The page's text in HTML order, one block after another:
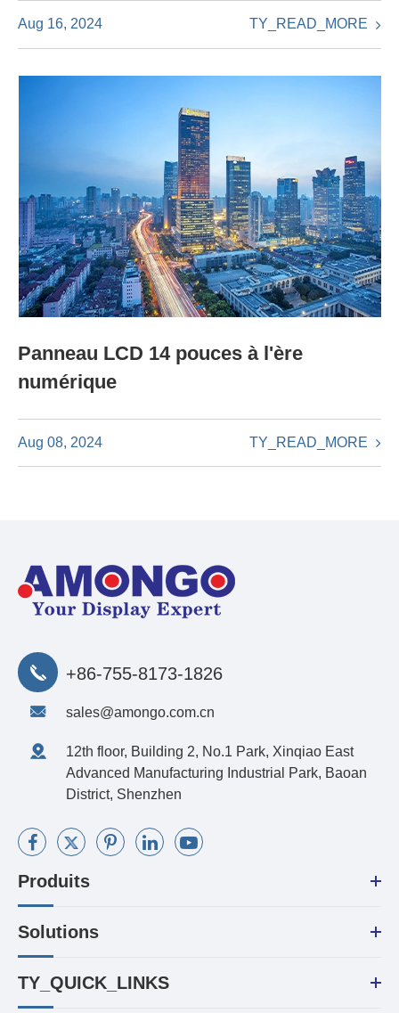
Aug 16, 2024 TY_READ_MORE
Panneau LCD 14 pouces à l'ère
numérique
Aug 08, 2024 TY_READ_MORE
+86-755-8173-1826
sales@amongo.com.cn
12th floor, Building 2, No.1 Park, Xinqiao East
Advanced Manufacturing Industrial Park, Baoan
District, Shenzhen
Produits
Solutions
TY_QUICK_LINKS